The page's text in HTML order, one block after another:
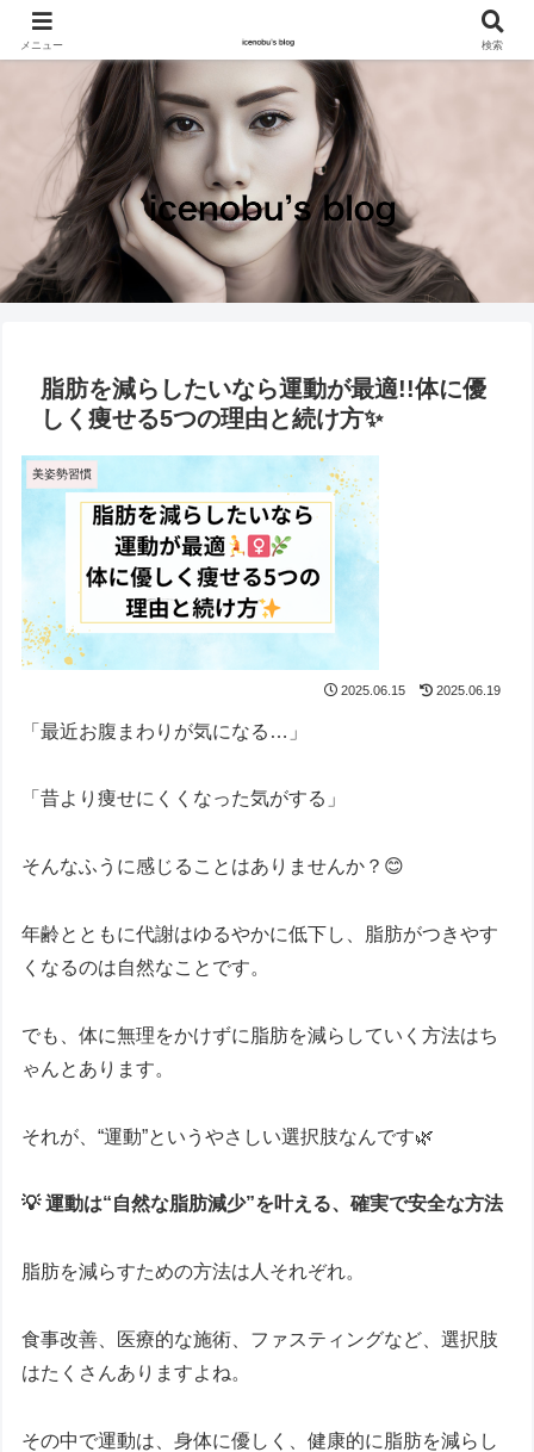
脂肪を減らしたいなら運動が最適!!体に優
しく痩せる5つの理由と続け方✨
美姿勢習慣
2025.06.15 2025.06.19
「最近お腹まわりが気になる…」
「昔より痩せにくくなった気がする」
そんなふうに感じることはありませんか？😊
年齢とともに代謝はゆるやかに低下し、脂肪がつきやす
くなるのは自然なことです。
でも、体に無理をかけずに脂肪を減らしていく方法はち
ゃんとあります。
それが、“運動”というやさしい選択肢なんです🌿
💡 運動は“自然な脂肪減少”を叶える、確実で安全な方法
脂肪を減らすための方法は人それぞれ。
食事改善、医療的な施術、ファスティングなど、選択肢
はたくさんありますよね。
その中で運動は、身体に優しく、健康的に脂肪を減らし
メニュー 検索